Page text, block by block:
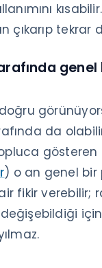
çıkarıp tekrar
da
gösteren
) o an genel bir
fikir verebilir;